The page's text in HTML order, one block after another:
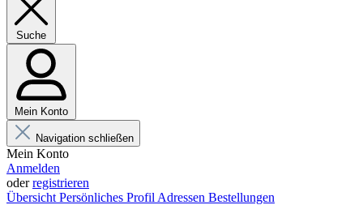
Suche
Mein Konto
Navigation schließen
Mein Konto
Anmelden
oderregistrieren
Übersicht Persönliches Profil Adressen Bestellungen